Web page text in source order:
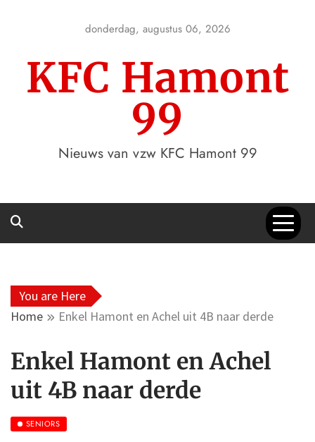
donderdag, augustus 06, 2026
KFC Hamont
99
Nieuws van vzw KFC Hamont 99
You are Here
Home
Enkel Hamont en Achel uit 4B naar derde
Enkel Hamont en Achel
uit 4B naar derde
SENIORS